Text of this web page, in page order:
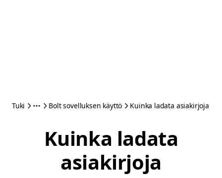
Tuki Bolt sovelluksen käyttö Kuinka ladata asiakirjoja
Kuinka ladata
asiakirjoja